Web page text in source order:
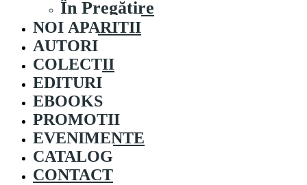
În Pregătire
NOI APARITII
AUTORI
COLECȚII
EDITURI
EBOOKS
PROMOȚII
EVENIMENTE
CATALOG
CONTACT